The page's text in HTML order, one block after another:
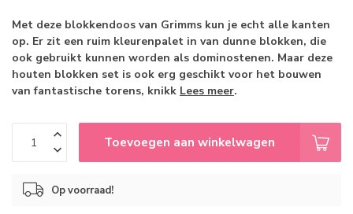
Met deze blokkendoos van Grimms kun je echt alle kanten
op. Er zit een ruim kleurenpalet in van dunne blokken, die
ook gebruikt kunnen worden als dominostenen. Maar deze
houten blokken set is ook erg geschikt voor het bouwen
van fantastische torens, knikk Lees meer.
Toevoegen aan winkelwagen
Op voorraad!